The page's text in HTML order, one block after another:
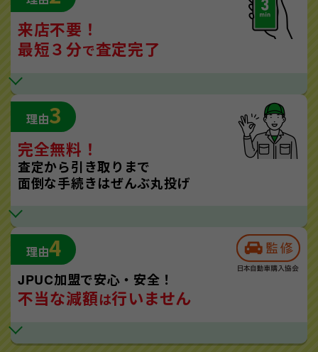
来店不要！
最短３分で査定完了
理由3
完全無料！
査定から引き取りまで
面倒な手続きはぜんぶ丸投げ
理由4
JPUC加盟で安心・安全！
不当な減額は行いません